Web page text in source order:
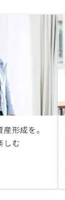
形成を。
しむ